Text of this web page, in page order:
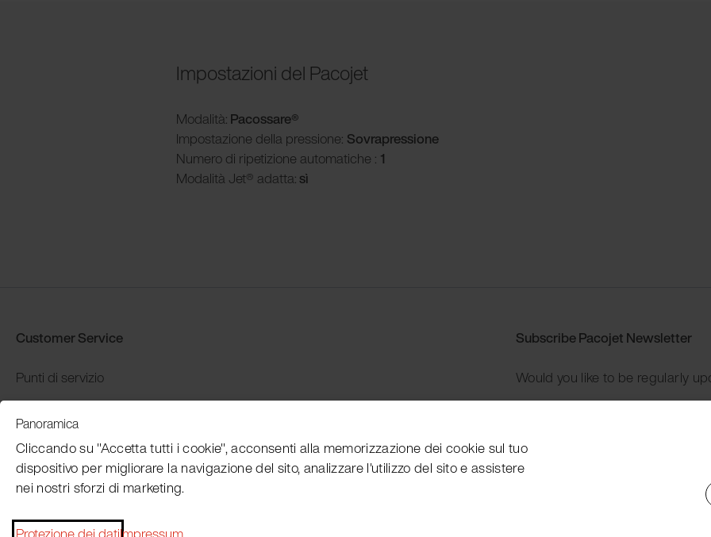
Impostazioni del Pacojet
Modalità: Pacossare®
Impostazione della pressione: Sovrapressione
Numero di ripetizione automatiche : 1
Modalità Jet® adatta:sì
Customer Service
Punti di servizio
Distributors
Garanzia e restituzione
Pagamento e spedizione
Subscribe Pacojet Newsletter
Would you like to be regularly
Panoramica
Cliccando su "Accetta tutti i cookie", acconsenti alla memorizzazione dei cookie sul tuo
dispositivo per migliorare la navigazione del sito, analizzare l'utilizzo del sito e assistere
nei nostri sforzi di marketing.